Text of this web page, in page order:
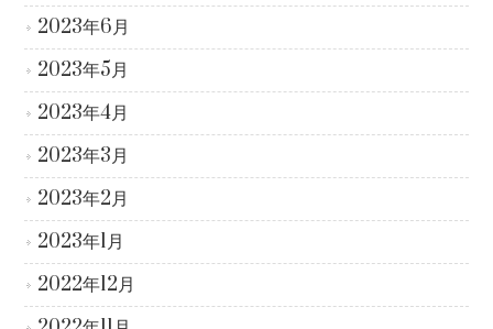
2023年6月
2023年5月
2023年4月
2023年3月
2023年2月
2023年1月
2022年12月